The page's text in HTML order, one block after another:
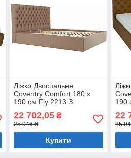
Ліжко Двоспальне
Coventry Comfort 180 х
190 см Fly 2213 З
підйомним механізмом та
нішою для білизни
Коричневий
22 702,05₴
25 946 ₴
Купити
190
22
25